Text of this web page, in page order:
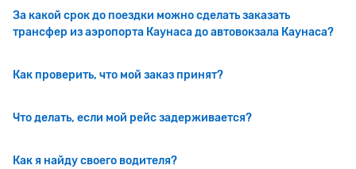
За какой срок до поездки можно сделать заказать
трансфер из аэропорта Каунаса до автовокзала Каунаса?
Как проверить, что мой заказ принят?
Что делать, если мой рейс задерживается?
Как я найду своего водителя?